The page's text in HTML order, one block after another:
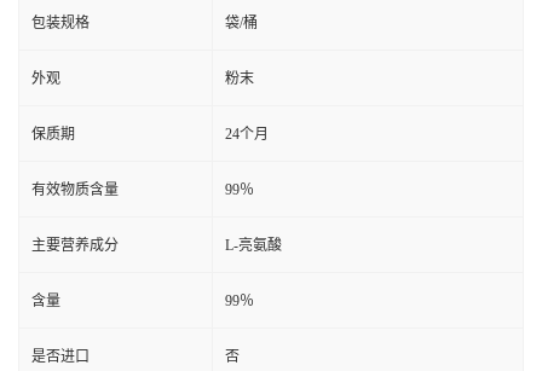
包装规格 袋/桶
外观 粉末
保质期 24个月
有效物质含量 99％
主要营养成分 L-亮氨酸
含量 99％
是否进口 否